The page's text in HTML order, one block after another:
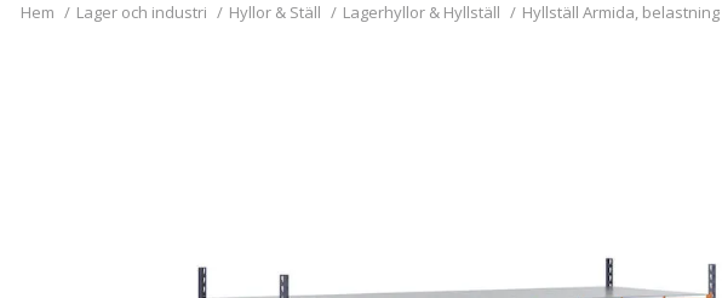
Hem / Lager och industri / Hyllor & Ställ / Lagerhyllor & Hyllställ / Hyllställ Armida,